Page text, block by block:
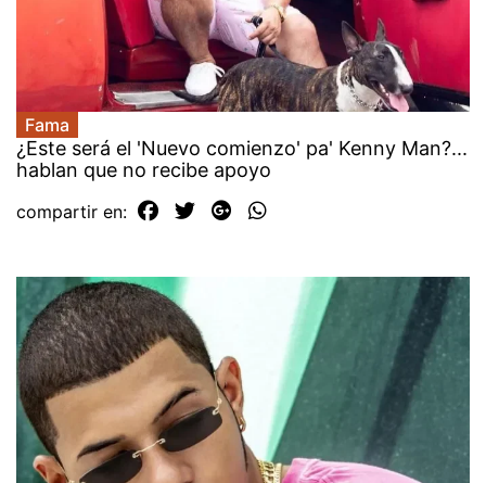
Fama
¿Este será el 'Nuevo comienzo' pa' Kenny Man?...
hablan que no recibe apoyo
compartir en: